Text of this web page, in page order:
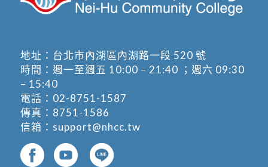
地址： 台北市內湖區內湖路一段 520 號
時間：週一至週五 10:00 – 21:40 ；週六 09:30
– 15:40
電話： 02-8751-1587
傳真：8751-1586
信箱： support@nhcc.tw